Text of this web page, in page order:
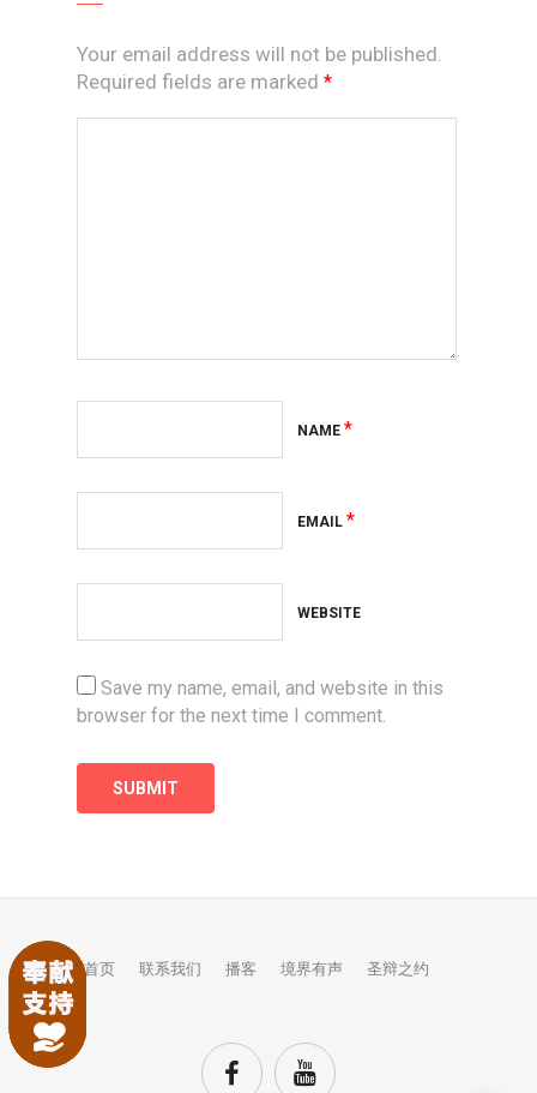
Your email address will not be published.
Required fields are marked *
NAME *
EMAIL *
WEBSITE
Save my name, email, and website in this
browser for the next time I comment.
首页 联系我们 播客 境界有声 圣辩之约